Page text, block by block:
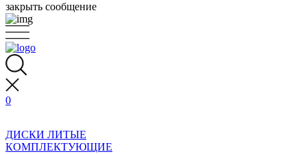
закрыть сообщение
0
ДИСКИ ЛИТЫЕ
КОМПЛЕКТУЮЩИЕ